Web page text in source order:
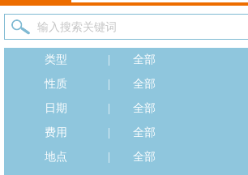
类型
全部
性质
全部
日期
全部
费用
全部
地点
全部